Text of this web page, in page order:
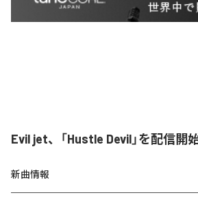
Evil jet、「Hustle Devil」を配信開
新曲情報